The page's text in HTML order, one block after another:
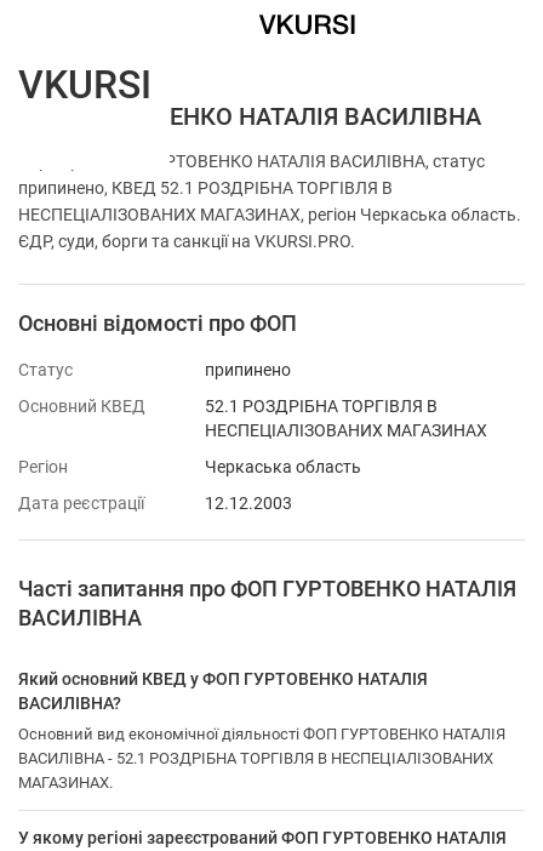
ФОП ГУРТОВЕНКО НАТАЛІЯ ВАСИЛІВНА
Перевірка ФОП ГУРТОВЕНКО НАТАЛІЯ ВАСИЛІВНА, статус
припинено, КВЕД 52.1 РОЗДРІБНА ТОРГІВЛЯ В
НЕСПЕЦІАЛІЗОВАНИХ МАГАЗИНАХ, регіон Черкаська область.
ЄДР, суди, борги та санкції на VKURSI.PRO.
Основні відомості про ФОП
Статус
припинено
Основний КВЕД
52.1 РОЗДРІБНА ТОРГІВЛЯ В
НЕСПЕЦІАЛІЗОВАНИХ МАГАЗИНАХ
Регіон
Черкаська область
Дата реєстрації
12.12.2003
Часті запитання про ФОП ГУРТОВЕНКО НАТАЛІЯ
ВАСИЛІВНА
Який основний КВЕД у ФОП ГУРТОВЕНКО НАТАЛІЯ
ВАСИЛІВНА?
Основний вид економічної діяльності ФОП ГУРТОВЕНКО НАТАЛІЯ
ВАСИЛІВНА - 52.1 РОЗДРІБНА ТОРГІВЛЯ В НЕСПЕЦІАЛІЗОВАНИХ
МАГАЗИНАХ.
У якому регіоні зареєстрований ФОП ГУРТОВЕНКО НАТАЛІЯ
VKURSI